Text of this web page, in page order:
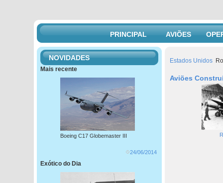
PRINCIPAL AVIÕES
Estados Unidos
Aviões
NOVIDADES
Mais recente
Boeing C17 Globemaster III
24/06/2014
Exótico do Dia